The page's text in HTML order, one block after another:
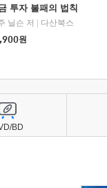
투자 불패의 법칙
닐슨 저
다산북스
원
BD